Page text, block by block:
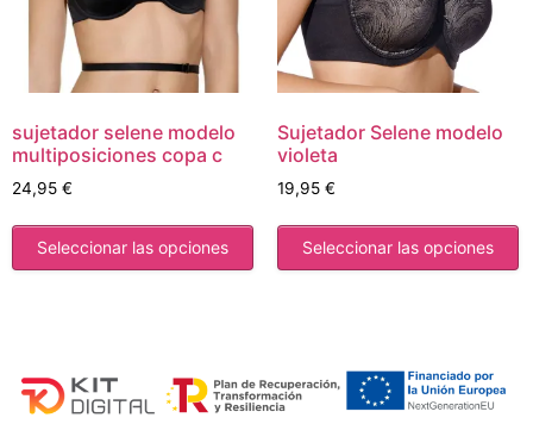
sujetador selene modelo
multiposiciones copa c
24,95 €
Seleccionar las opciones
Sujetador Selene modelo
violeta
19,95 €
Seleccionar las opciones